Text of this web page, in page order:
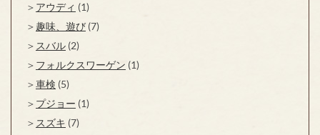
アウディ (1)
趣味、遊び (7)
スバル (2)
フォルクスワーゲン (1)
車検 (5)
プジョー (1)
スズキ (7)